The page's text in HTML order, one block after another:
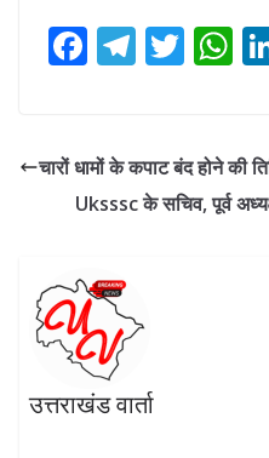
F
b
o
k
T
gr
a
T
er
W
s
A
चारों धामों के कपाट बंद होने की
Uksssc के सचिव, पूर्व
उत्तराखंड वार्ता